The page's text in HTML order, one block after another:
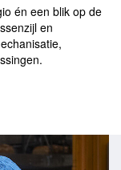
én een blik op de
en